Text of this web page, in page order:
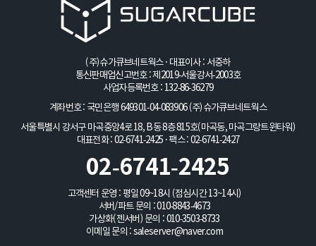
(주)슈가큐브네트웍스 · 대표이사 : 서중하
통신판매업신고번호 : 제2019-서울강서-2003호
사업자등록번호 : 132-86-36279
계좌번호 : 국민은행 649301-04-083906 (주)슈가큐브네트웍스
서울특별시 강서구 마곡중앙4로 18, B동 8층 815호(마곡동, 마곡그랑트윈타워)
대표전화 : 02-6741-2425 · 팩스 : 02-6741-2427
02-6741-2425
고객센터 운영 : 평일 09~18시 (점심시간 13~14시)
서버/파트 문의 :010-8843-4673
가상화(젠서버) 문의 : 010-3503-8733
이메일 문의 : saleserver@naver.com